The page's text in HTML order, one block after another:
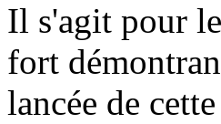
Il s'agit pour
fort
lancée de